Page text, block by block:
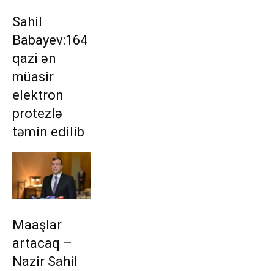
Sahil
Babayev:164
qazi ən
müasir
elektron
protezlə
təmin edilib
Maaşlar
artacaq –
Nazir Sahil